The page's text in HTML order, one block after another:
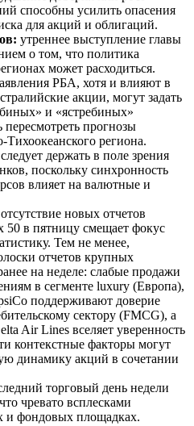
способны усилить опасения
для акций и облигаций.
утреннее выступление главы
о том, что политика
может расходиться.
РБА, хотя и влияют в
акции, могут задать
и «ястребиных»
пересмотреть прогнозы
региона.
держать в поле зрения
поскольку синхронность
влияет на валютные и
отсутствие новых отчетов
50 в пятницу смещает фокус
Тем не менее,
отчетов крупных
на неделе: слабые продажи
в сегменте luxury (Европа),
поддерживают доверие
сектору (FMCG), а
Air Lines вселяет уверенность
контекстные факторы могут
динамику акций в сочетании
торговый день недели
чревато всплесками
и фондовых площадках.